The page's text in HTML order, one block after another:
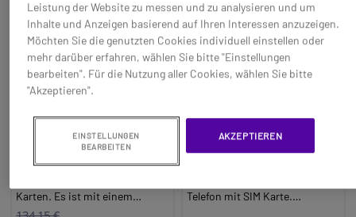
SIM-Steckplatz, das für
Unternehmen entwickelt
wurde, die eine zuverlässige
Kommunikation benötigen,
ohne stets auf ein
kabelgebundenes Netzwerk
ermöglicht es geschäftliche
Beibehaltung erweiterter IP-
Maxcom Comfort
MM41D (EU-Version)
Das Maxcom MM41D ist ein GSM
Karten. Es ist mit einem
monochromen,
MAXCOM M39D SE
Telefon mit SIM Karte.
Leistung der Website zu messen und zu analysieren und um
Inhalte und Anzeigen basierend auf Ihren Interessen anzuzeigen.
Möchten Sie die genutzten Cookies individuell einstellen oder
mehr darüber erfahren, wählen Sie bitte "Einstellungen
bearbeiten". Für die Nutzung aller Cookies, wählen Sie bitte
"Akzeptieren".
EINSTELLUNGEN
BEARBEITEN
AKZEPTIEREN